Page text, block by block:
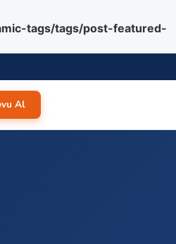
tags/tags/post-featured-
Al